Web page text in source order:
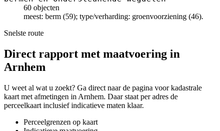
60 objecten
meest: berm (59); type/verharding: groenvoorziening (46).
Snelste route
Direct rapport met maatvoering in
Arnhem
U weet al wat u zoekt? Ga direct naar de pagina voor kadastrale
kaart met afmetingen in Arnhem. Daar staat per adres de
perceelkaart inclusief indicatieve maten klaar.
Perceelgrenzen op kaart